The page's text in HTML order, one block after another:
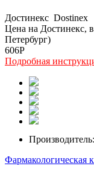
Достинекс Dostinex
Цена на Достинекс,
Петербург)
606P
Подробная
Производитель:
Фармакологическая